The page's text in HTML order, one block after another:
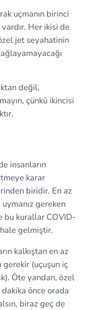
uçmanın birinci
vardır. Her ikisi de
jet seyahatinin
değil,
çünkü ikincisi
insanların
karar
biridir. En az
gereken
bu kurallar COVID-
hale gelmiştir.
kalkıştan en az
gerekir (uçuşun iç
Öte yandan, özel
önce orada
biraz geç de